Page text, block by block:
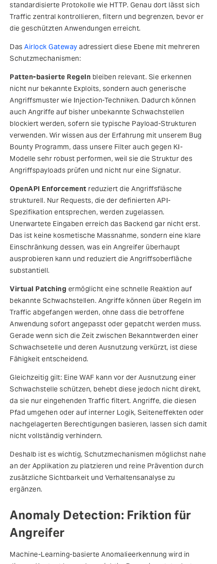
standardisierte Protokolle wie HTTP. Genau dort lässt sich
Traffic zentral kontrollieren, filtern und begrenzen, bevor er
die geschützten Anwendungen erreicht.
Das Airlock Gateway adressiert diese Ebene mit mehreren
Schutzmechanismen:
Patten-basierte Regeln bleiben relevant. Sie erkennen
nicht nur bekannte Exploits, sondern auch generische
Angriffsmuster wie Injection-Techniken. Dadurch können
auch Angriffe auf bisher unbekannte Schwachstellen
blockiert werden, sofern sie typische Payload-Strukturen
verwenden. Wir wissen aus der Erfahrung mit unserem Bug
Bounty Programm, dass unsere Filter auch gegen KI-
Modelle sehr robust performen, weil sie die Struktur des
Angriffspayloads prüfen und nicht nur eine Signatur.
OpenAPI Enforcement reduziert die Angriffsfläsche
strukturell. Nur Requests, die der definierten API-
Spezifikation entsprechen, werden zugelassen.
Unerwartete Eingaben erreich das Backend gar nicht erst.
Das ist keine kosmetische Massnahme, sondern eine klare
Einschränkung dessen, was ein Angreifer überhaupt
ausprobieren kann und reduziert die Angriffsoberfläche
substantiell.
Virtual Patching ermöglicht eine schnelle Reaktion auf
bekannte Schwachstellen. Angriffe können über Regeln im
Traffic abgefangen werden, ohne dass die betroffene
Anwendung sofort angepasst oder gepatcht werden muss.
Gerade wenn sich die Zeit zwischen Bekanntwerden einer
Schwachsetelle und deren Ausnutzung verkürzt, ist diese
Fähigkeit entscheidend.
Gleichzeitig gilt: Eine WAF kann vor der Ausnutzung einer
Schwachstelle schützen, behebt diese jedoch nicht direkt,
da sie nur eingehenden Traffic filtert. Angriffe, die diesen
Pfad umgehen oder auf interner Logik, Seiteneffekten oder
nachgelagerten Berechtigungen basieren, lassen sich damit
nicht vollständig verhindern.
Deshalb ist es wichtig, Schutzmechanismen möglichst nahe
an der Applikation zu platzieren und reine Prävention durch
zusätzliche Sichtbarkeit und Verhaltensanalyse zu
ergänzen.
Anomaly Detection: Friktion für
Angreifer
Machine-Learning-basierte Anomalieerkennung wird in